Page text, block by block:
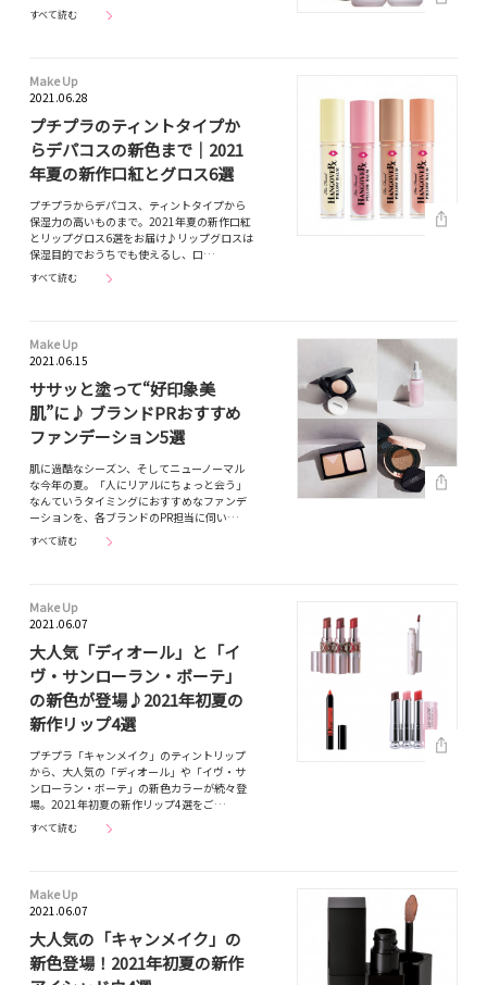
すべて読む
Make Up
2021.06.28
プチプラのティントタイプか
らデパコスの新色まで｜2021
年夏の新作口紅とグロス6選
プチプラからデパコス、ティントタイプから
保湿力の高いものまで。2021年夏の新作口紅
とリップグロス6選をお届け♪リップグロスは
保湿目的でおうちでも使えるし、口…
すべて読む
Make Up
2021.06.15
ササッと塗って“好印象美
肌”に♪ ブランドPRおすすめ
ファンデーション5選
肌に過酷なシーズン、そしてニューノーマル
な今年の夏。「人にリアルにちょっと会う」
なんていうタイミングにおすすめなファンデ
ーションを、各ブランドのPR担当に伺い…
すべて読む
Make Up
2021.06.07
大人気「ディオール」と「イ
ヴ・サンローラン・ボーテ」
の新色が登場♪2021年初夏の
新作リップ4選
プチプラ「キャンメイク」のティントリップ
から、大人気の「ディオール」や「イヴ・サ
ンローラン・ボーテ」の新色カラーが続々登
場。2021年初夏の新作リップ4選をご…
すべて読む
Make Up
2021.06.07
大人気の「キャンメイク」の
新色登場！2021年初夏の新作